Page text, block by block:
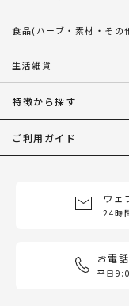
食品(ハーブ・素材・その
生活雑貨
特徴から探す
ご利用ガイド
ウェ
24時
お電
平日